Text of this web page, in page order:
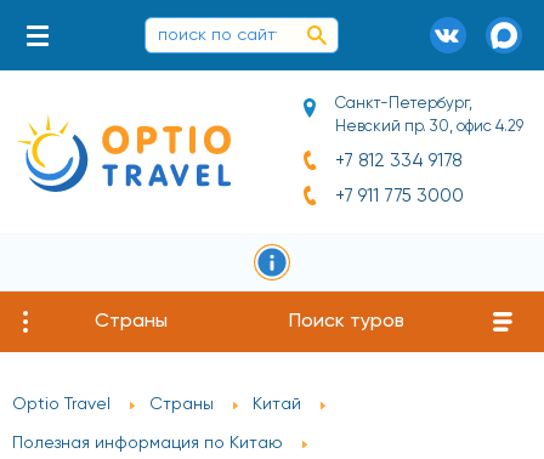
Санкт-Петербург,
Невский пр. 30, офис 4.29
+7 812 334 9178
+7 911 775 3000
Страны Поиск туров
Optio Travel Страны Китай
Полезная информация по Китаю